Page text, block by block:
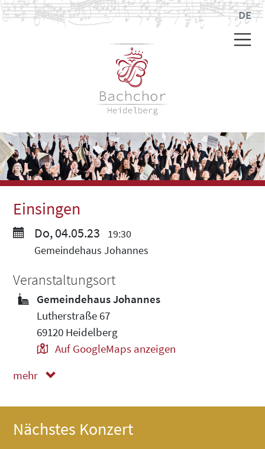
DE
Einsingen
Do, 04.05.23
19:30
Gemeindehaus Johannes
Veranstaltungsort
Gemeindehaus Johannes
Lutherstraße 67
69120 Heidelberg
Auf GoogleMaps anzeigen
mehr
Nächstes Konzert